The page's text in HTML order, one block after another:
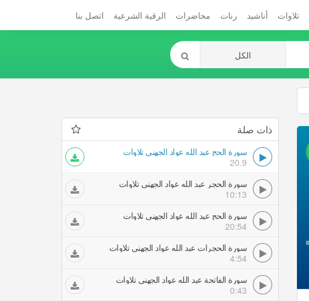
تلاوات أناشيد رنات محاضرات الرقية الشرعية اتصل بنا
ذات صلة
سورة الحج عبد الله عواد الجهني تلاوات
20.9
سورة الحجر عبد الله عواد الجهني تلاوات
10:13
سورة الحج عبد الله عواد الجهني تلاوات
20:54
سورة الحجرات عبد الله عواد الجهني تلاوات
4:54
سورة الفاتحة عبد الله عواد الجهني تلاوات
0:43